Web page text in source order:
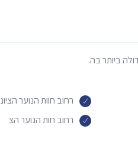
ביותר בה.
רחוב חוות הנוער
רחוב חות הנוער הצ